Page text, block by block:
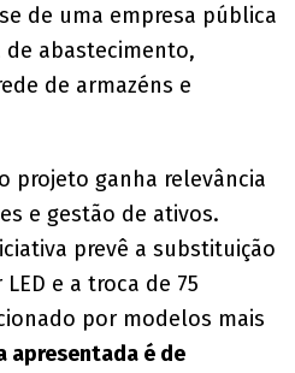
de uma empresa pública
abastecimento,
de armazéns e
projeto ganha relevância
e gestão de ativos.
prevê a substituição
e a troca de 75
por modelos mais
apresentada é de